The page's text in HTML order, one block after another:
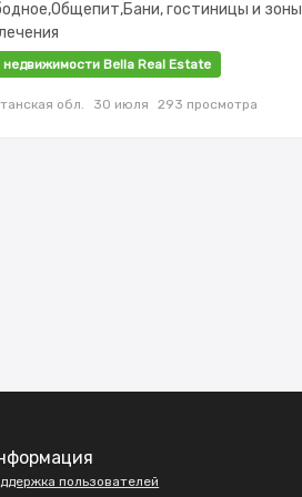
гостиницы и зоны
недвижимости Bella Real Estate
обл. 30 июля 293 просмотра
пользователей